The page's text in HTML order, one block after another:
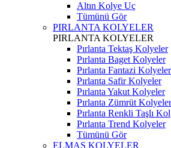
Altın Kolye Uç
Tümünü Gör
PIRLANTA KOLYELER
PIRLANTA KOLYELER
Pırlanta Tektaş Kolyeler
Pırlanta Baget Kolyeler
Pırlanta Fantazi Kolyeler
Pırlanta Safir Kolyeler
Pırlanta Yakut Kolyeler
Pırlanta Zümrüt Kolyeler
Pırlanta Renkli Taşlı
Pırlanta Trend Kolyeler
Tümünü Gör
ELMAS KOLYELER